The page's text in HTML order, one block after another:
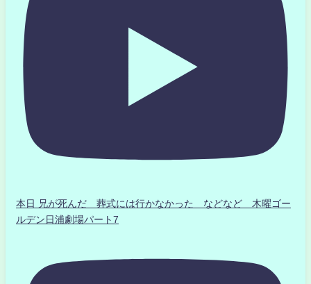
本日 兄が死んだ 葬式には行かなかった などなど 木曜ゴー
ルデン日浦劇場パート7